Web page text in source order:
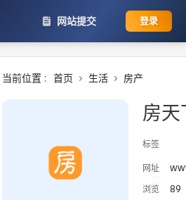
网站提交 登录
当前位置 : 首页 生活 房产
房天
标签
网址
浏览 89
添
到